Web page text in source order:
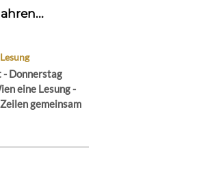
Donnerstag
eine Lesung -
gemeinsam